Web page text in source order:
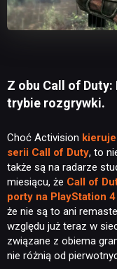
Z obu Call of
trybie rozgrywki.
Choć Activision
serii Call of Duty, to
także są na radarze
miesiącu, że Call of
porty na PlayStation
że nie są to ani
względu już teraz w
związane z obiema
nie różnią od